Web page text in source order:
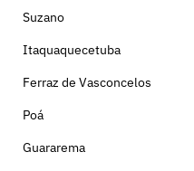
Suzano
Itaquaquecetuba
Ferraz de Vasconcelos
Poá
Guararema